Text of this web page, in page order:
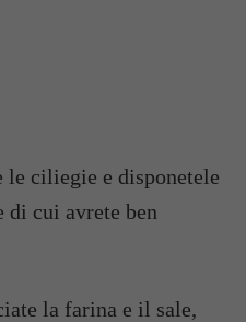
le ciliegie e disponetele
di cui avrete ben
la farina e il sale,